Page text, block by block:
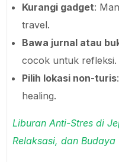
Kurangi gadget:
travel.
Bawa jurnal atau
cocok untuk refleksi.
Pilih lokasi non-turis
healing.
Liburan Anti-Stres di
Relaksasi, dan Budaya